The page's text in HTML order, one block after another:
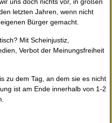
letzten Jahren, wenn nicht
Bürger gemacht.
Mit Scheinjustiz,
Verbot der Meinungsfreiheit
zu dem Tag, an dem sie es nicht
ist am Ende innerhalb von 1-2